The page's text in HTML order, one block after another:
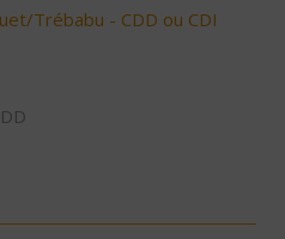
Trébabu - CDD ou CDI